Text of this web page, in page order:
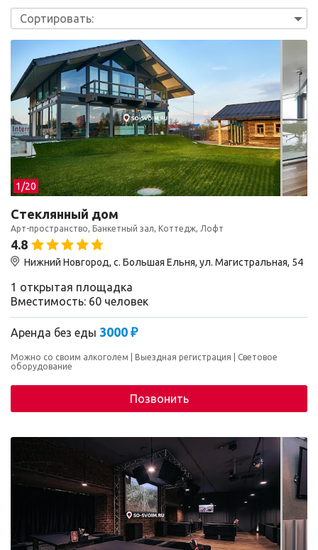
Сортировать:
1/20
Стеклянный дом
Арт-пространство, Банкетный зал, Коттедж, Лофт
4.8
Нижний Новгород, с. Большая Ельня, ул. Магистральная, 54
1 открытая площадка
Вместимость: 60 человек
Аренда без еды 3000 ₽
Можно со своим алкоголем Выездная регистрация
Световое
оборудование
Позвонить